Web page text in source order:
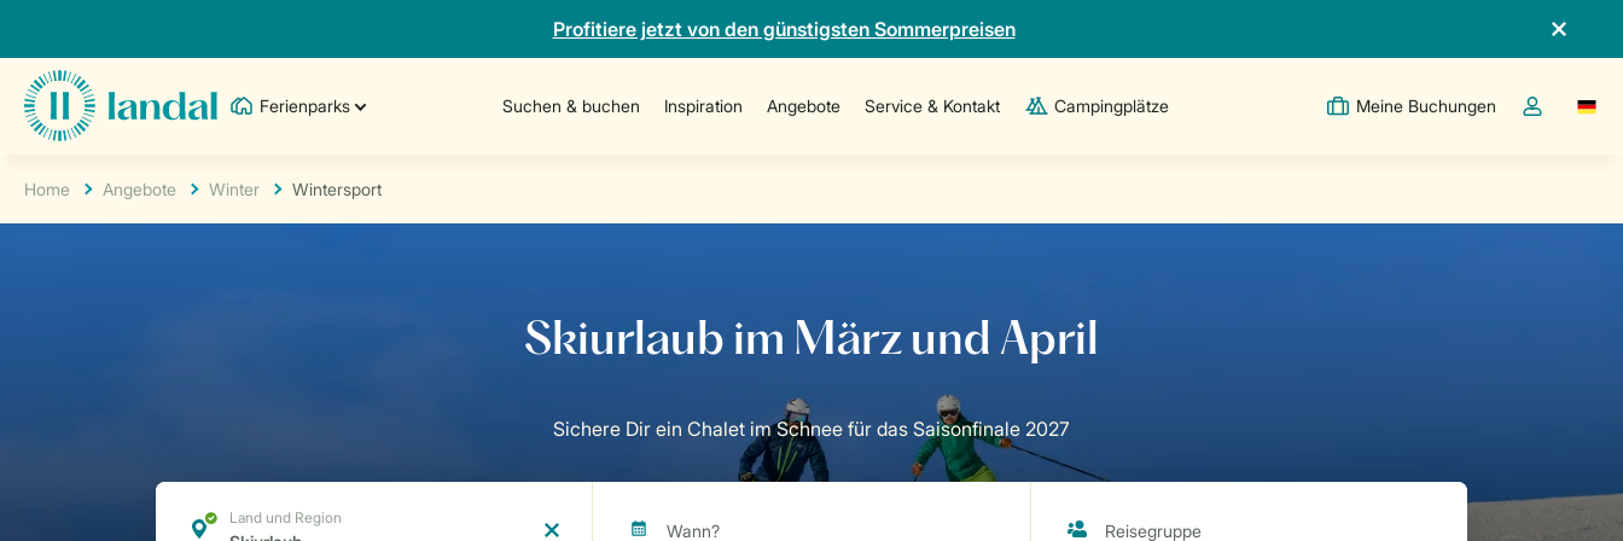
Profitiere jetzt von den günstigsten Sommerpreisen
Ferienparks Suchen & buchen Inspiration Angebote Service & Kontakt Campingplätze Meine Buchungen
Dropdown-
Home Angebote Winter Wintersport
Sichere Dir ein Chalet im Schnee für das Saisonfinale 2027